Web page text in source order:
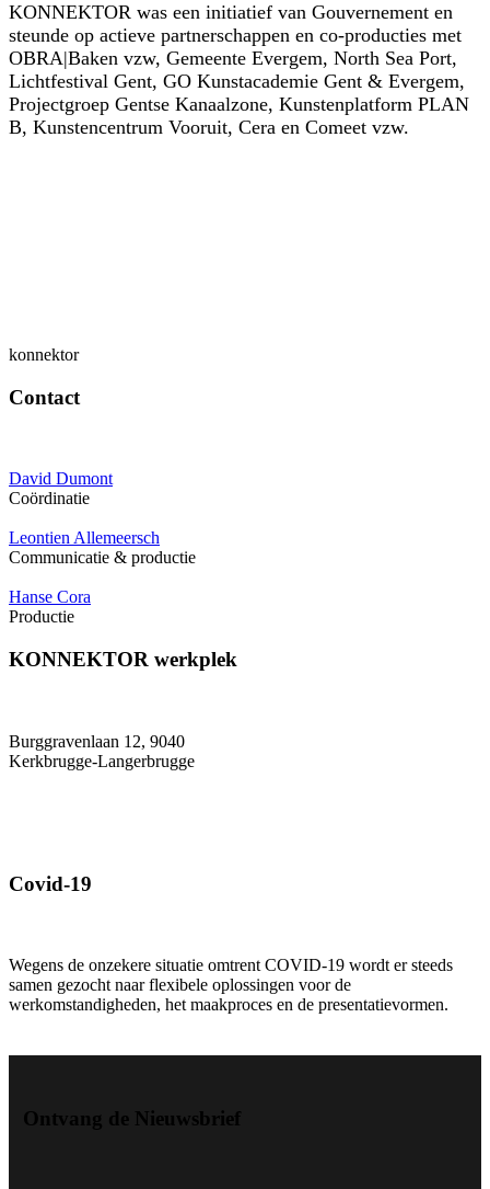
KONNEKTOR was een initiatief van Gouvernement en
steunde op actieve partnerschappen en co-producties met
OBRA|Baken vzw, Gemeente Evergem, North Sea Port,
Lichtfestival Gent, GO Kunstacademie Gent & Evergem,
Projectgroep Gentse Kanaalzone, Kunstenplatform PLAN
B, Kunstencentrum Vooruit, Cera en Comeet vzw.
konnektor
Contact
David Dumont
Coördinatie
Leontien Allemeersch
Communicatie & productie
Hanse Cora
Productie
KONNEKTOR werkplek
Burggravenlaan 12, 9040
Kerkbrugge-Langerbrugge
Covid-19
Wegens de onzekere situatie omtrent COVID-19 wordt er steeds
samen gezocht naar flexibele oplossingen voor de
werkomstandigheden, het maakproces en de presentatievormen.
Ontvang de Nieuwsbrief